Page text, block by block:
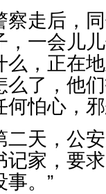
察走后，
，一会儿
么，正在
么了，他
何怕心，
二天，公
记家，要
事。”